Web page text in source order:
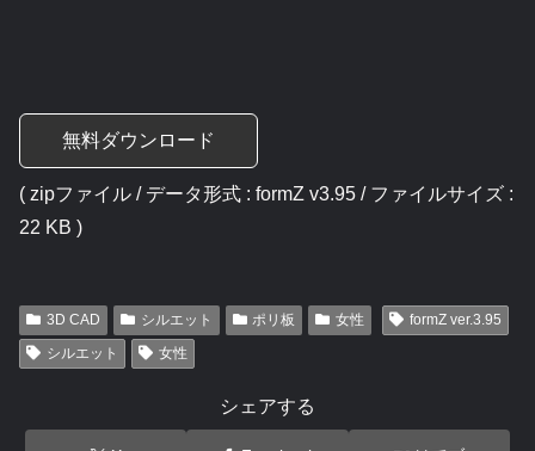
無料ダウンロード
( zipファイル / データ形式 : formZ v3.95 / ファイルサイズ :
22 KB )
3D CAD シルエット ポリ板 女性
formZ ver.3.95
シルエット
女性
シェアする